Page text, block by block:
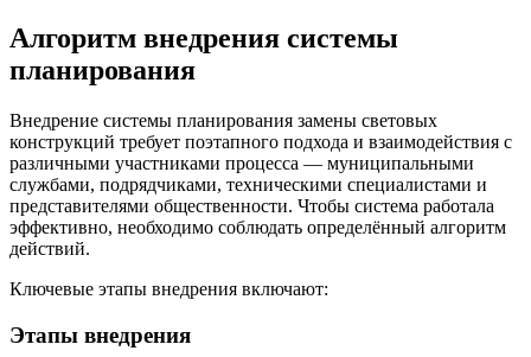
Алгоритм внедрения системы
планирования
Внедрение системы планирования замены световых
конструкций требует поэтапного подхода и взаимодействия с
различными участниками процесса — муниципальными
службами, подрядчиками, техническими специалистами и
представителями общественности. Чтобы система работала
эффективно, необходимо соблюдать определённый алгоритм
действий.
Ключевые этапы внедрения включают:
Этапы внедрения